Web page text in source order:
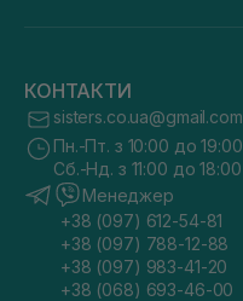
КОНТАКТИ
sisters.co.ua@gmail.com
Пн.-Пт. з 10:00 до 19:00
Сб.-Нд. з 11:00 до 18:00
Менеджер
+38 (097) 612-54-81
+38 (097) 788-12-88
+38 (097) 983-41-20
+38 (068) 693-46-00